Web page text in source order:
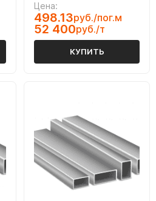
Цена:
498.13руб./пог.м
52 400руб./т
КУПИТЬ